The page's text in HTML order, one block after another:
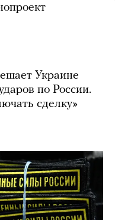
Украине
по России.
сделку»